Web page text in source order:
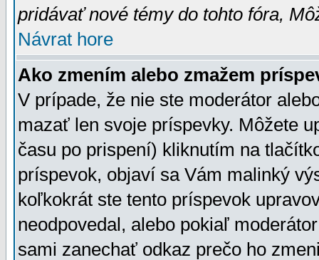
pridávať nové témy do tohto fóra,
Návrat hore
Ako zmením alebo zmažem
V prípade, že nie ste moderátor
mazať len svoje príspevky. Môžete
času po prispení) kliknutím na
príspevok, objaví sa Vám malinký
koľkokrát ste tento príspevok
neodpovedal, alebo pokiaľ
sami zanechať odkaz prečo ho